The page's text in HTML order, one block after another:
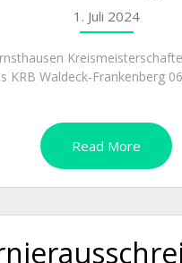
1. Juli 2024
KRB Waldeck-Frankenberg
Read More